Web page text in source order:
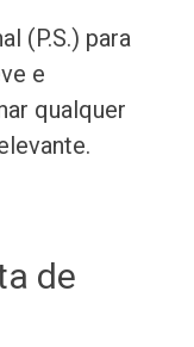
(P.S.) para
e
qualquer
de